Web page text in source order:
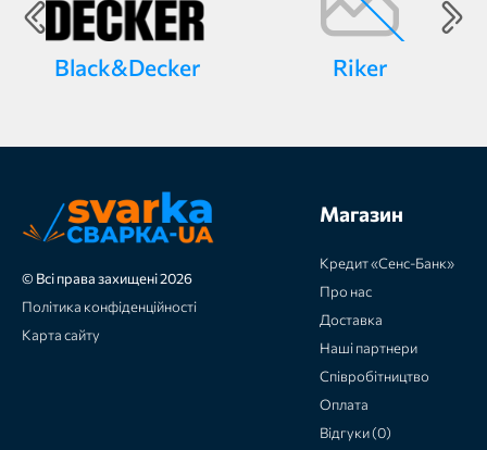
Black&Decker Riker
© Всі права захищені 2026
Політика конфіденційності
Карта сайту
Магазин
Кредит «Сенс-Банк»
Про нас
Доставка
Наші партнери
Співробітництво
Оплата
Відгуки (0)